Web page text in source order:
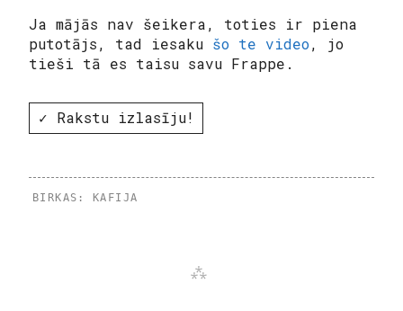
Ja mājās nav šeikera, toties ir piena
putotājs, tad iesaku šo te video, jo
tieši tā es taisu savu Frappe.
✓ Rakstu izlasīju!
BIRKAS: KAFIJA